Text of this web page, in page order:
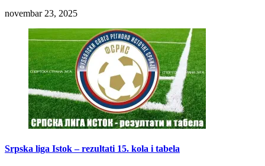
novembar 23, 2025
Srpska liga Istok – rezultati 15. kola i tabela